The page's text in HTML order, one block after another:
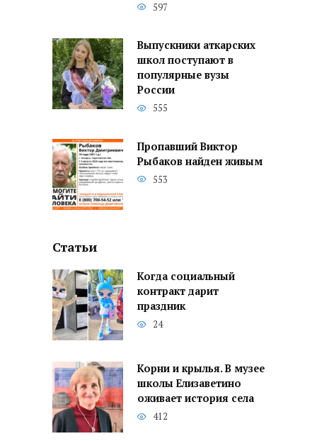
597
Выпускники аткарских
школ поступают в
популярные вузы
России
555
Пропавший Виктор
Рыбаков найден живым
553
Статьи
Когда социальный
контракт дарит
праздник
24
Корни и крылья. В музее
школы Елизаветино
оживает история села
412